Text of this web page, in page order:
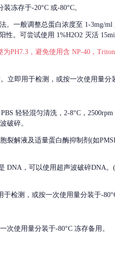
冻存于-20°C 或-80°C。
。一般调整总蛋白浓度至 1-3mg/
。可尝试使用 1%H2O2 灭活
PH7.3，避免使用含 NP-40，
立即用于检测，或按一次使用量分
轻轻混匀清洗，2-8°C，
破碎。
裂解液及适量蛋白酶抑制剂(如
DNA，可以使用超声波破碎DNA
检测，或按一次使用量分装于-
次使用量分装于-80°C 冻存备用。